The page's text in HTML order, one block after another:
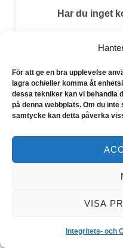
För att ge en bra upplevelse
lagra och/eller komma åt
dessa tekniker kan vi behandla
på denna webbplats. Om du
samtycke kan detta påverka
VISA
Integritets- och
Har du inget